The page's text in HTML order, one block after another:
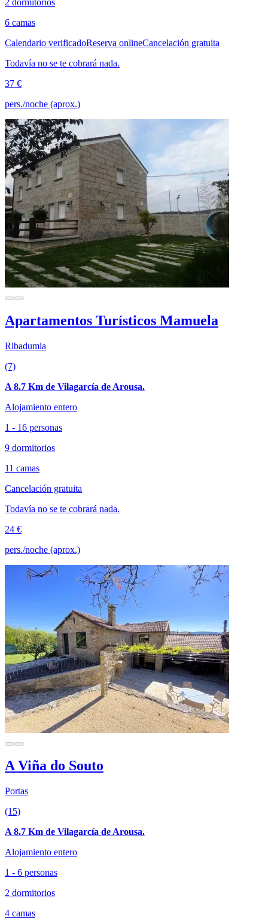
6 camas
Calendario verificadoReserva onlineCancelación gratuita
Todavía no se te cobrará nada.
37 €
pers./noche (aprox.)
Apartamentos Turísticos Mamuela
Ribadumia
(7)
A 8.7 Km de Vilagarcía de Arousa.
Alojamiento entero
1 - 16 personas
9 dormitorios
11 camas
Cancelación gratuita
Todavía no se te cobrará nada.
24 €
pers./noche (aprox.)
A Viña do Souto
Portas
(15)
A 8.7 Km de Vilagarcía de Arousa.
Alojamiento entero
1 - 6 personas
2 dormitorios
4 camas